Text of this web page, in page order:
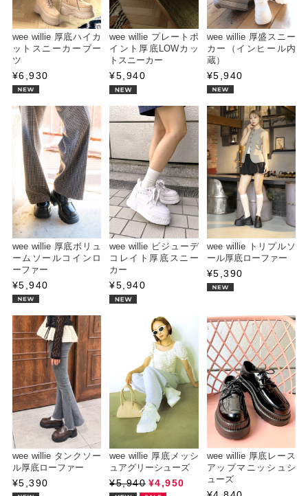
wee willie 厚底ハイカ
ットスニーカーブー
ツ
¥6,930
wee willie プレートポ
イント厚底LOWカッ
トスニーカー
¥5,940
wee willie 厚盛スニー
カー（インヒール内
蔵）
¥5,940
wee willie 厚底ボリュ
ームソールコインロ
ーファー
¥5,940
wee willie ビジューデ
コレイト厚底スニー
カー
¥5,940
wee willie トリプルソ
ール厚底ローファー
¥5,390
wee willie タンクソー
ル厚底ローファー
¥5,390
wee willie 厚底メッシ
ュアグリーシューズ
¥5,940 ¥4,950
wee willie 厚底レース
アップマニッシュシ
ューズ